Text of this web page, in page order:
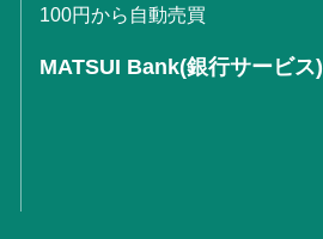
100円から自動売買
MATSUI Bank(銀行サービス)